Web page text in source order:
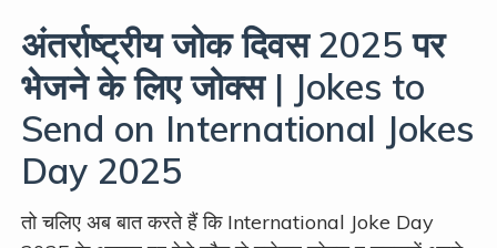
अंतर्राष्ट्रीय जोक दिवस 2025 पर
भेजने के लिए जोक्स | Jokes to
Send on International Jokes
Day 2025
तो चलिए अब बात करते हैं कि International Joke Day